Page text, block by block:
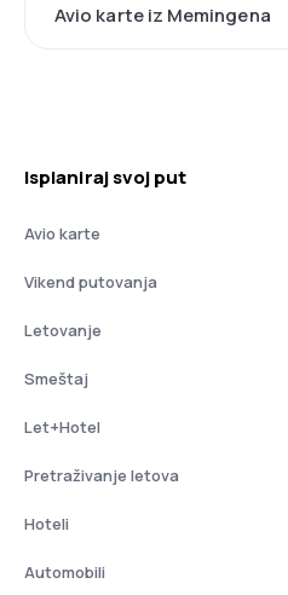
Avio karte iz Memingena
Isplaniraj svoj put
Avio karte
Vikend putovanja
Letovanje
Smeštaj
Let+Hotel
Pretraživanje letova
Hoteli
Automobili